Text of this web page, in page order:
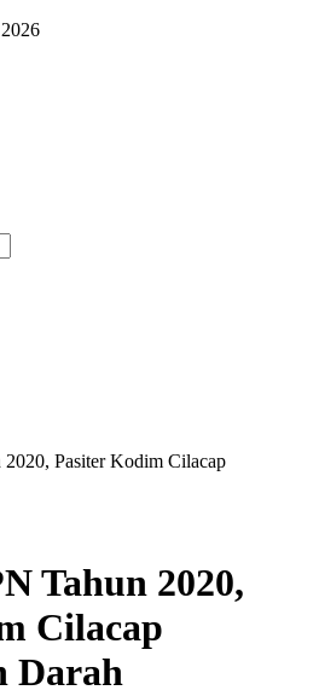
Pasiter Kodim Cilacap
Tahun 2020,
Cilacap
Darah